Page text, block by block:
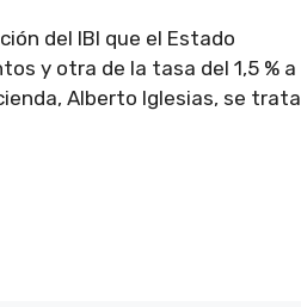
del IBI que el Estado
y otra de la tasa del 1,5 % a
Alberto Iglesias, se trata